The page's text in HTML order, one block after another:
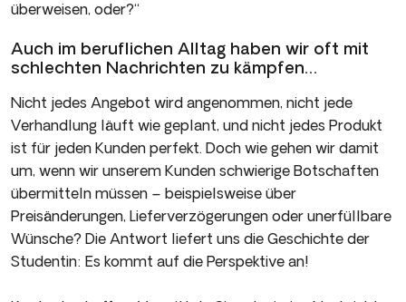
überweisen, oder?“
Auch im beruflichen Alltag haben wir oft mit
schlechten Nachrichten zu kämpfen…
Nicht jedes Angebot wird angenommen, nicht jede
Verhandlung läuft wie geplant, und nicht jedes Produkt
ist für jeden Kunden perfekt. Doch wie gehen wir damit
um, wenn wir unserem Kunden schwierige Botschaften
übermitteln müssen – beispielsweise über
Preisänderungen, Lieferverzögerungen oder unerfüllbare
Wünsche? Die Antwort liefert uns die Geschichte der
Studentin: Es kommt auf die Perspektive an!